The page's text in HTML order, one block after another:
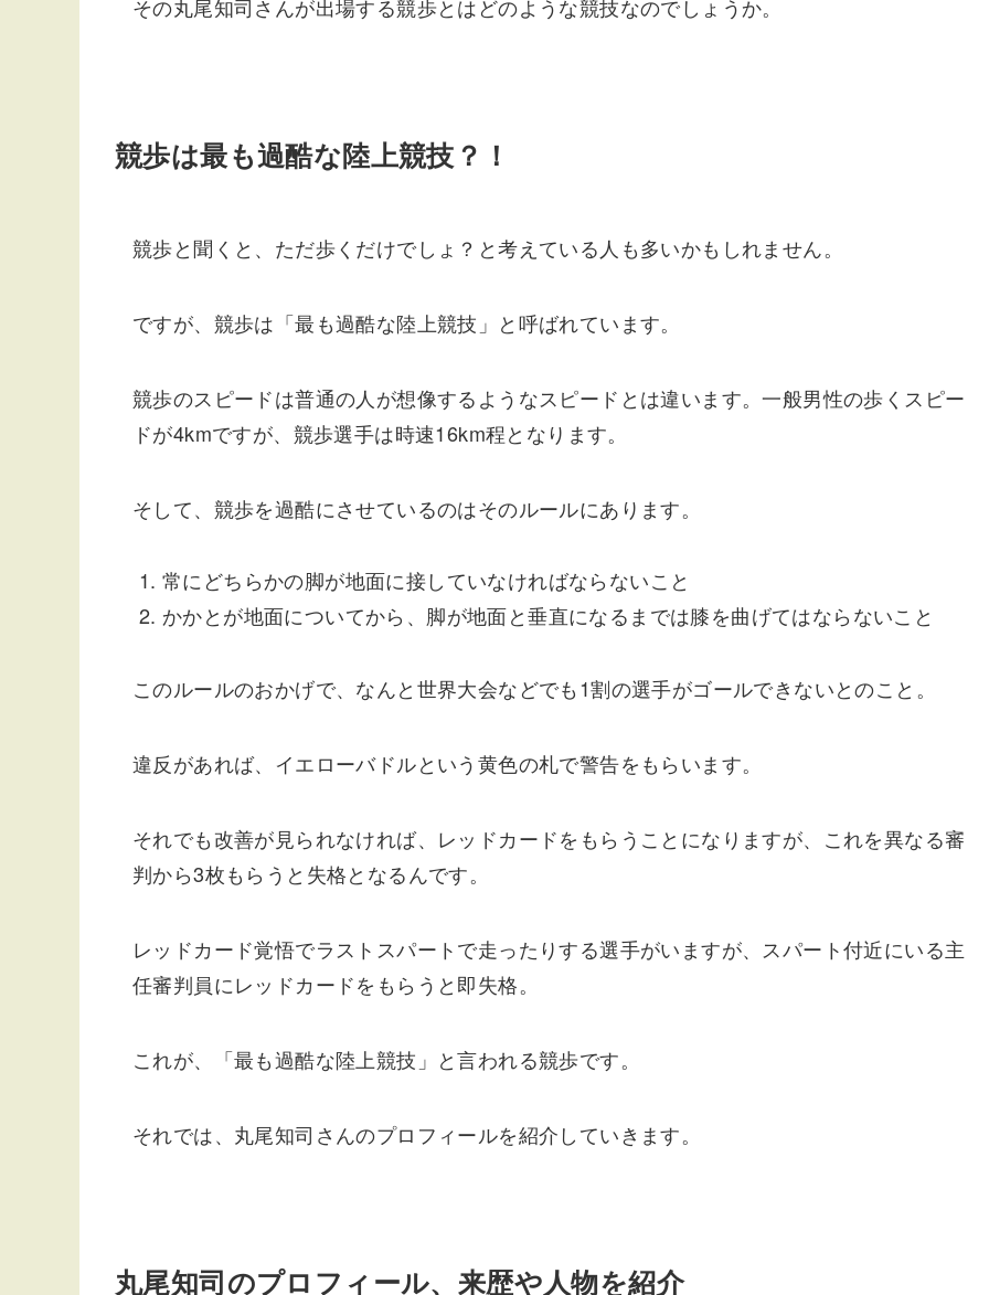
その丸尾知司さんが出場する競歩とはどのような競技なのでしょうか。
競歩は最も過酷な陸上競技？！
競歩と聞くと、ただ歩くだけでしょ？と考えている人も多いかもしれません。
ですが、競歩は「最も過酷な陸上競技」と呼ばれています。
競歩のスピードは普通の人が想像するようなスピードとは違います。一般男性の歩くスピー
ドが4kmですが、競歩選手は時速16km程となります。
そして、競歩を過酷にさせているのはそのルールにあります。
常にどちらかの脚が地面に接していなければならないこと
かかとが地面についてから、脚が地面と垂直になるまでは膝を曲げてはならないこと
このルールのおかげで、なんと世界大会などでも1割の選手がゴールできないとのこと。
違反があれば、イエローバドルという黄色の札で警告をもらいます。
それでも改善が見られなければ、レッドカードをもらうことになりますが、これを異なる審
判から3枚もらうと失格となるんです。
レッドカード覚悟でラストスパートで走ったりする選手がいますが、スパート付近にいる主
任審判員にレッドカードをもらうと即失格。
これが、「最も過酷な陸上競技」と言われる競歩です。
それでは、丸尾知司さんのプロフィールを紹介していきます。
丸尾知司のプロフィール、来歴や人物を紹介